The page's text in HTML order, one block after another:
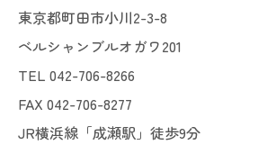
東京都町田市小川2-3-8
ベルシャンブルオガワ201
TEL 042-706-8266
FAX 042-706-8277
JR横浜線「成瀬駅」徒歩9分